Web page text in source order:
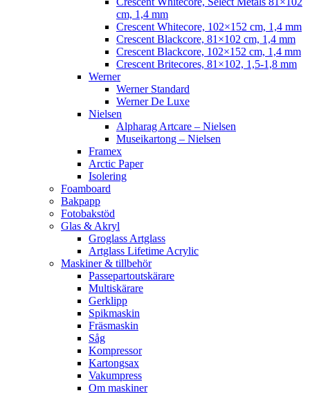
cm, 1,4 mm
Crescent Whitecore, 102×152 cm, 1,4 mm
Crescent Blackcore, 81×102 cm, 1,4 mm
Crescent Blackcore, 102×152 cm, 1,4 mm
Crescent Britecores, 81×102, 1,5-1,8 mm
Werner
Werner Standard
Werner De Luxe
Nielsen
Alpharag Artcare – Nielsen
Museikartong – Nielsen
Framex
Arctic Paper
Isolering
Foamboard
Bakpapp
Fotobakstöd
Glas & Akryl
Groglass Artglass
Artglass Lifetime Acrylic
Maskiner & tillbehör
Passepartoutskärare
Multiskärare
Gerklipp
Spikmaskin
Fräsmaskin
Såg
Kompressor
Kartongsax
Vakumpress
Om maskiner